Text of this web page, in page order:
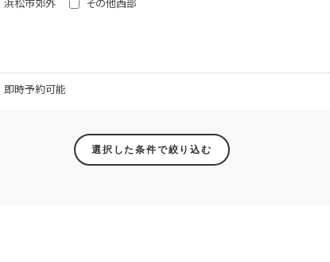
浜松市郊外
その他西部
即時予約可能
選択した条件で絞り込む